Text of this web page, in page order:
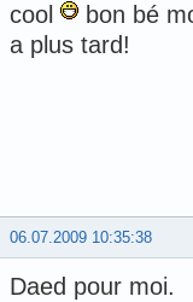
cool
bon bé
a plus tard!
06.07.2009 10:35:38
Daed pour moi.